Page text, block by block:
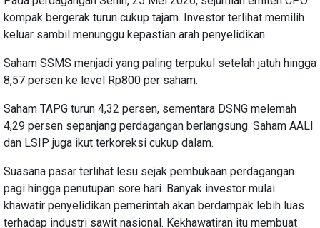
kompak bergerak turun cukup tajam. Investor terlihat memilih
keluar sambil menunggu kepastian arah penyelidikan.
Saham SSMS menjadi yang paling terpukul setelah jatuh hingga
8,57 persen ke level Rp800 per saham.
Saham TAPG turun 4,32 persen, sementara DSNG melemah
4,29 persen sepanjang perdagangan berlangsung. Saham AALI
dan LSIP juga ikut terkoreksi cukup dalam.
Suasana pasar terlihat lesu sejak pembukaan perdagangan
pagi hingga penutupan sore hari. Banyak investor mulai
khawatir penyelidikan pemerintah akan berdampak lebih luas
terhadap industri sawit nasional. Kekhawatiran itu membuat